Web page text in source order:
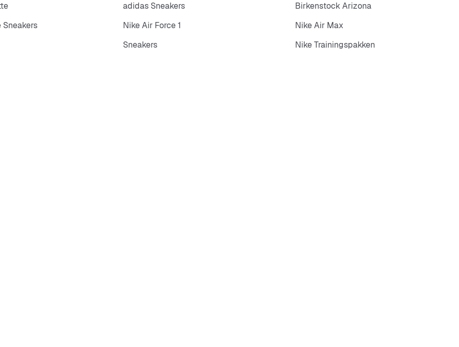
adidas Sneakers
Birkenstock Arizona
Nike Air Force 1
Nike Air Max
Sneakers
Nike Trainingspakken